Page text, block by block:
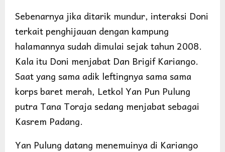
Sebenarnya jika ditarik mundur, interaksi Doni
terkait penghijauan dengan kampung
halamannya sudah dimulai sejak tahun 2008.
Kala itu Doni menjabat Dan Brigif Kariango.
Saat yang sama adik leftingnya sama sama
korps baret merah, Letkol Yan Pun Pulung
putra Tana Toraja sedang menjabat sebagai
Kasrem Padang.
Yan Pulung datang menemuinya di Kariango